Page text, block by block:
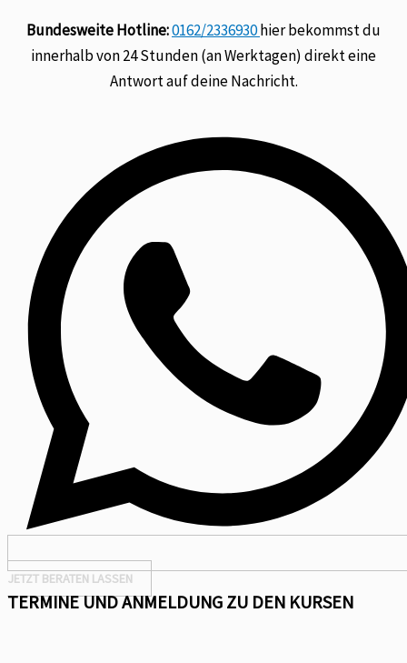
Bundesweite Hotline:0162/2336930hier bekommst du
innerhalb von 24 Stunden (an Werktagen) direkt eine
Antwort auf deine Nachricht.
JETZT BERATEN LASSEN
TERMINE UND ANMELDUNG ZU DEN KURSEN